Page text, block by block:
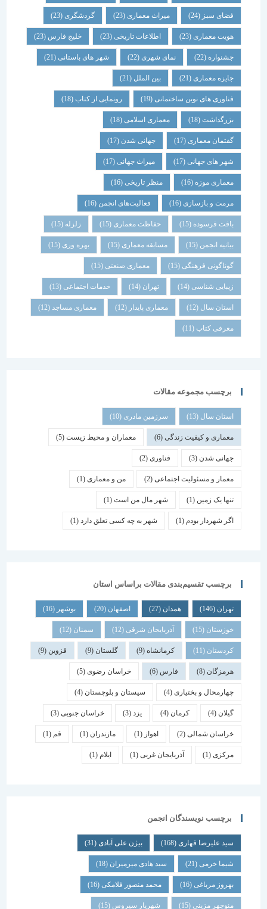
فضای سبز(24) میراث معماری (23) گردشگری (23)
هویت معماری (23) اطلاعات تاریخی(23) خلیج فارس(23)
جشنواره(22) نمای شهری(22) شهر های باستانی (21)
جایزه معماری (21) بین الملل(21)
فناوری های نوین ساختمانی(19) رونمایی از کتاب (18)
بزرگداشت (18) معماری اسلامی(18)
گفتمان معماری (17) جهانی شدن(17)
شهر های جهانی(17) میراث جهانی(17)
معماری موزه(16) منظر تاریخی (16)
مرمت و بازسازی(16) فعالیت‌های انجمن(16)
بافت فرسوده (15) حفاظت معماری (15) زلزله
بیانیه انجمن(15) مسابقه معماری (15) بهره وری(15)
گوناگونی فرهنگی (15) معماری صنعتی(15)
زیبایی شناسی (14) تهران خدمات اجتماعی (13)
استان سال(12) معماری پایدار (12) معماری مساجد(12)
معرفی کتاب(11)
برچسب مجموعه مقالات
استان سال(13) سرزمین مادری(10)
معماری و کیفیت زندگی(6) معماران و محیط زیست(5)
جهانی شدن(3) فناوری (2)
معمار و مسئولیت اجتماعی (2) من و معماری (1)
تنها یک زمین(1) شهر مال من است(1)
اگر شهردار بودم (1) شهر به چه کسی تعلق دارد(1)
برچسب تقسیم‌بندی مقالات براساس استان
همدان اصفهان (20) بوشهر
خوزستان(15) آذربایجان شرقی(12) سمنان (12)
کردستان(11) کرمانشاه(9) گلستان (9) قزوین
هرمزگان(8) فارس خراسان رضوی(5)
چهارمحال و بختیاری (4) سیستان و بلوچستان(4)
کرمان یزد خراسان جنوبی(3)
خراسان شمالی(2) اهواز مازندران(1) قم
(1) آذربایجان غربی(1) ایلام
برچسب نویسندگان انجمن
سید علیرضا قهاری(168) بیژن علی آبادی(31)
شیما خرمی(21) سید هادی میرمیران(18)
بهروز مرباغی (16) محمد منصور فلامکی (16)
منوچهر مزینی(15) شهریار سیروس(15)